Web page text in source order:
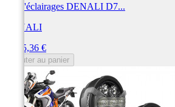
Kit d'éclairages DENALI D7...
DENALI
1 515,36 €
Ajouter au panier